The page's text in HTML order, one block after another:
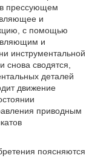
прессующем
и
с помощью
и
инструментальной
снова сводятся,
деталей
движение
приводным
поясняются